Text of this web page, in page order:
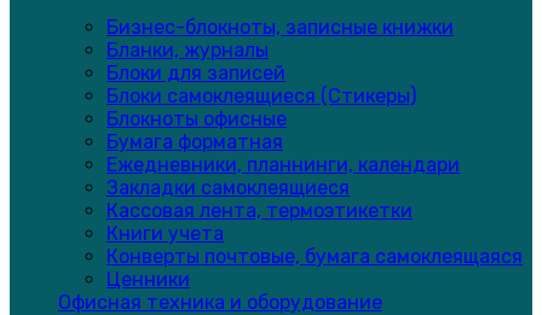
Бизнес-блокноты, записные книжки
Бланки, журналы
Блоки для записей
Блоки самоклеящиеся (Стикеры)
Блокноты офисные
Бумага форматная
Ежедневники, планнинги, календари
Закладки самоклеящиеся
Кассовая лента, термоэтикетки
Книги учета
Конверты почтовые, бумага самоклеящаяся
Ценники
Офисная техника и оборудование